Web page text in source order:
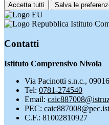
Accetta tutti Salva le
Istituto
Contatti
Istituto Comprensivo Nivola
Via Pacinotti s.n.c.,
Tel: 0781-274540
Email:
PEC:
C.F.: 81002810927